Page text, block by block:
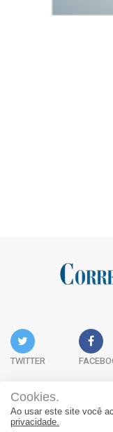
TWITTER
Acervo Digital
Cookies.
Ao usar este site você
privacidade.